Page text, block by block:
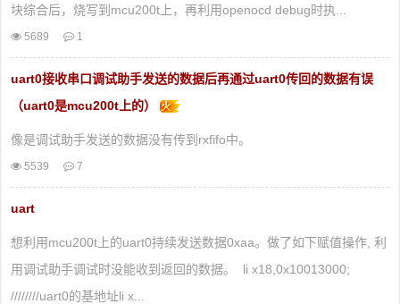
块综合后，烧写到mcu200t上，再利用openocd debug时执...
5689 1
uart0接收串口调试助手发送的数据后再通过uart0传回的数据有误
（uart0是mcu200t上的）
像是调试助手发送的数据没有传到rxfifo中。
5539 7
uart
想利用mcu200t上的uart0持续发送数据0xaa。做了如下赋值操作, 利
用调试助手调试时没能收到返回的数据。 li x18,0x10013000;
////////uart0的基地址li x...